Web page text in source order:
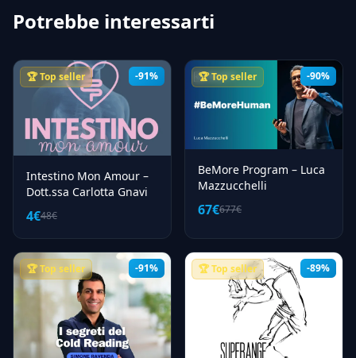
Potrebbe interessarti
-91%
🏆 Top seller
Intestino Mon Amour –
Dott.ssa Carlotta Gnavi
4€48€
-90%
🏆 Top seller
BeMore Program – Luca
Mazzucchelli
67€677€
-91%
🏆 Top seller -89%
🏆 Top seller